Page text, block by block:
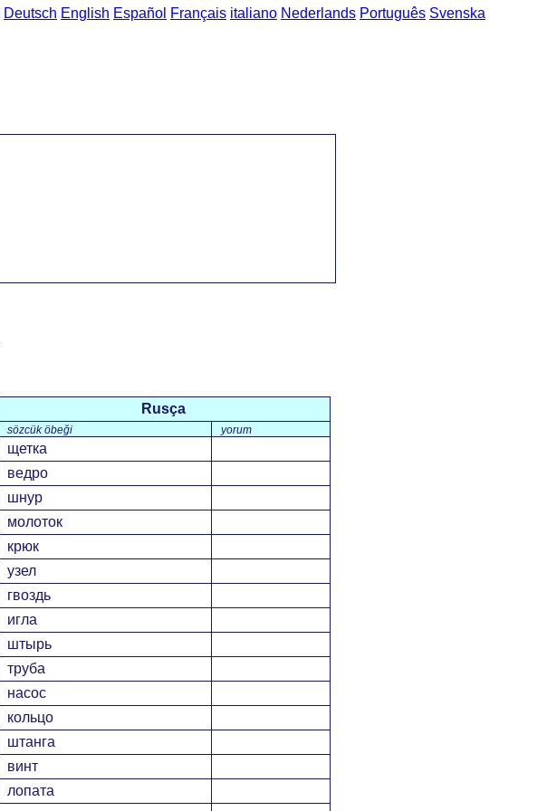
Deutsch English Español Français italiano Nederlands Português Svenska
Rusça
sözcük öbeği yorum
щетка
ведро
шнур
молоток
крюк
узел
гвоздь
игла
штырь
труба
насос
кольцо
штанга
винт
лопата